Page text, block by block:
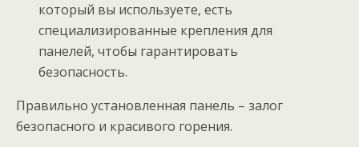
который вы используете, есть
специализированные крепления для
панелей, чтобы гарантировать
безопасность.
Правильно установленная панель – залог
безопасного и красивого горения.